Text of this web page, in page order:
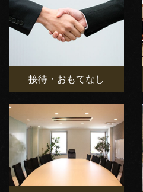
接待・おもてなし